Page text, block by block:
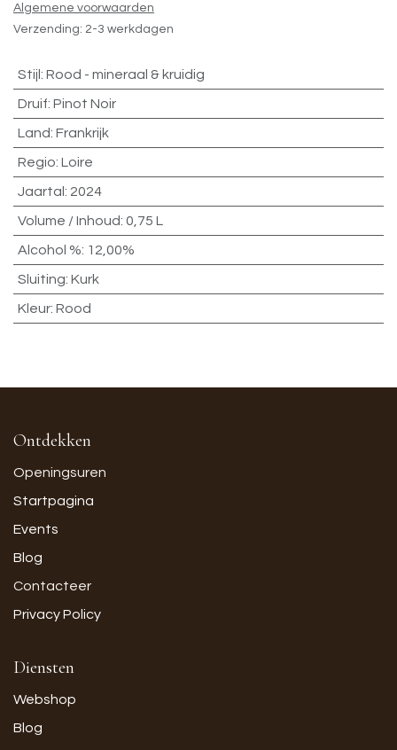
Algemene voorwaarden
Verzending: 2-3 werkdagen
Stijl : Rood - mineraal & kruidig
Druif: Pinot Noir
Land: Frankrijk
Regio: Loire
Jaartal : 2024
Volume / Inhoud: 0,75 L
Alcohol %: 12,00%
Sluiting: Kurk
Kleur: Rood
Ontdekken
Openingsuren
Startpagina
Events
Blog
Contacteer
Privacy Policy
Diensten
Webshop
Blog